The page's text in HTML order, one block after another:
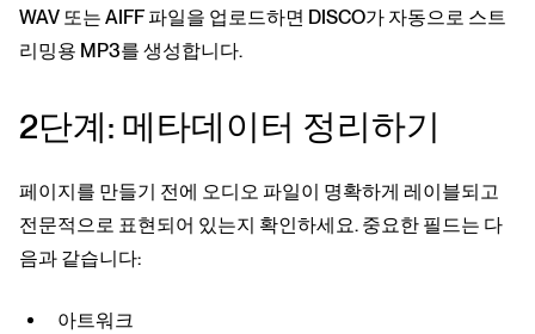
WAV 또는 AIFF 파일을 업로드하면 DISCO가 자동으로 스트
리밍용 MP3를 생성합니다.
2단계: 메타데이터 정리하기
페이지를 만들기 전에 오디오 파일이 명확하게 레이블되고
전문적으로 표현되어 있는지 확인하세요. 중요한 필드는 다
음과 같습니다:
아트워크